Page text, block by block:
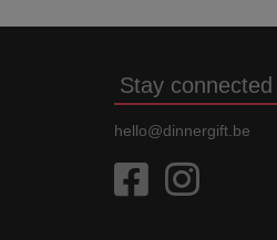
Stay connected
hello@dinnergift.be